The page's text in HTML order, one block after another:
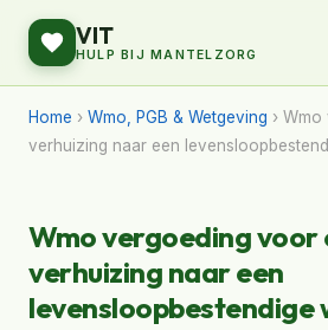
VIT
HULP BIJ MANTELZORG
Home › Wmo, PGB & Wetgeving ›
verhuizing naar een
Wmo vergoeding voor
verhuizing naar een
levensloopbestendige